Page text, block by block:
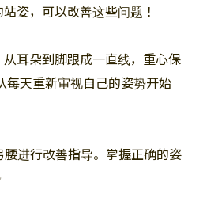
姿，可以改善这些问题！
耳朵到脚跟成一直线，重心保
每天重新审视自己的姿势开始
进行改善指导。掌握正确的姿